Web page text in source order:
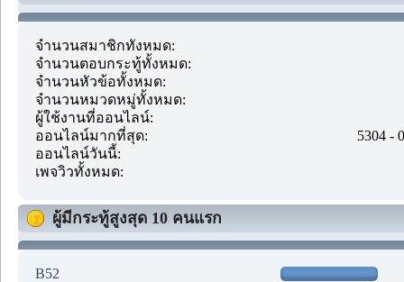
จำนวนสมาชิกทั้งหมด:
จำนวนตอบกระทู้ทั้งหมด:
จำนวนหัวข้อทั้งหมด:
จำนวนหมวดหมู่ทั้งหมด:
ผู้ใช้งานที่ออนไลน์:
ออนไลน์มากที่สุด:
5304 -
ออนไลน์วันนี้:
เพจวิวทั้งหมด:
ผู้มีกระทู้สูงสุด 10 คนแรก
B52